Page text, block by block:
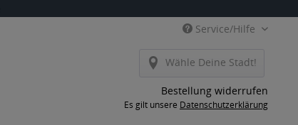
Service/Hilfe
Wähle Deine Stadt!
Bestellung widerrufen
Es gilt unsere Datenschutzerklärung